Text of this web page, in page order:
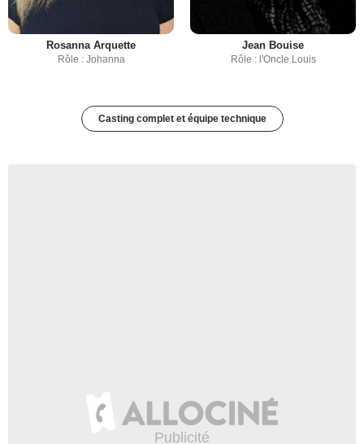
Rosanna Arquette
Rôle : Johanna
Jean Bouise
Rôle : l'Oncle Louis
Casting complet et équipe technique